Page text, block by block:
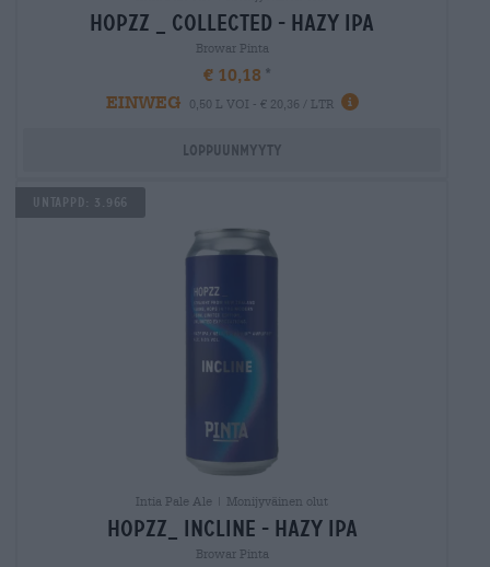
hopzz _ collected - hazy ipa
Browar Pinta
€ 10,18
EINWEG
0,50 L VOI - € 20,36 / LTR
Loppuunmyyty
Untappd: 3.966
Intia Pale Ale | Monijyväinen olut
hopzz_ incline - hazy ipa
Browar Pinta